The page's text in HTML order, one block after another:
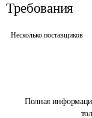
Полная
Требования
Несколько поставщиков